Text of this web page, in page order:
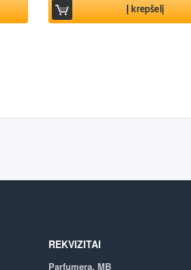
Į krepšelį
REKVIZITAI
Parfumera, MB